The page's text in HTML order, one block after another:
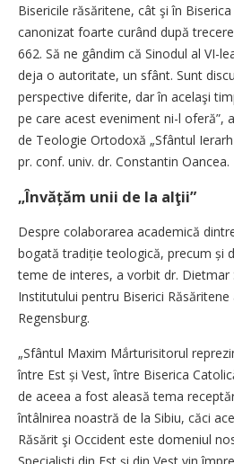
Bisericile răsăritene, cât şi în
canonizat foarte curând după
662. Să ne gândim că Sinodul al VI-
deja o autoritate, un sfânt. Sunt
perspective diferite, dar în acelaşi
pe care acest eveniment ni-l oferă”,
de Teologie Ortodoxă „Sfântul Ierarh
pr. conf. univ. dr. Constantin Oancea.
„Învățăm unii de la alţii”
Despre colaborarea academică
bogată tradiție teologică, precum și
teme de interes, a vorbit dr. Dietmar
Institutului pentru Biserici Răsăritene
Regensburg.
„Sfântul Maxim Mắrturisitorul
între Est și Vest, între Biserica
de aceea a fost aleasă tema
întâlnirea noastră de la Sibiu, căci
Răsărit şi Occident este domeniul
Specialiști din Est şi din Vest vin